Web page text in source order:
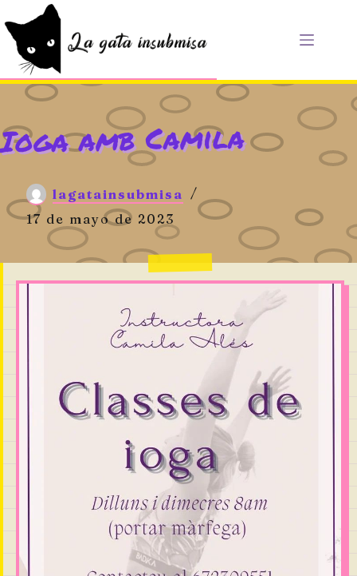
al
contenido
Ioga amb Camila
lagatainsubmisa
17 de mayo de 2023